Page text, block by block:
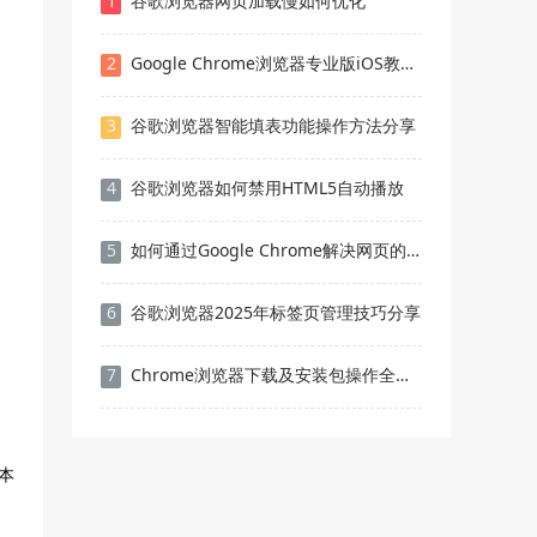
2 Google Chrome浏览器专业版iOS教育版快速下载安装技巧
3 谷歌浏览器智能填表功能操作方法分享
4 谷歌浏览器如何禁用HTML5自动播放
5 如何通过Google Chrome解决网页的响应慢问题
6 谷歌浏览器2025年标签页管理技巧分享
7 Chrome浏览器下载及安装包操作全流程教程